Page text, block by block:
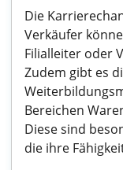
Die
Verkäufer
Filialleiter oder
Zudem gibt es
Bereichen
Diese sind
die ihre